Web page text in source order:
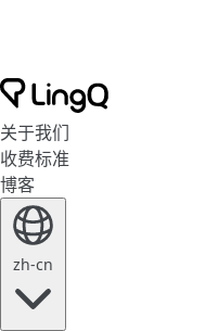
关于我们
收费标准
博客
zh-cn